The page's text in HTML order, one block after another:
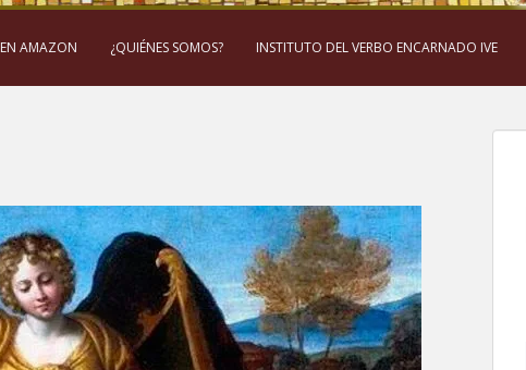
AMAZON ¿QUIÉNES SOMOS? INSTITUTO DEL VERBO ENCARNADO IVE